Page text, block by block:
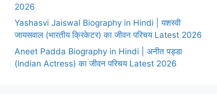
2026
Yashasvi Jaiswal Biography in Hindi | यशस्वी
जायसवाल (भारतीय क्रिकेटर) का जीवन परिचय Latest 2026
Aneet Padda Biography in Hindi | अनीत पड्डा
(Indian Actress) का जीवन परिचय Latest 2026